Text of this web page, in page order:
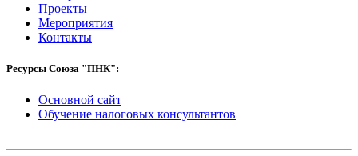
Проекты
Мероприятия
Контакты
Ресурсы Союза "ПНК":
Основной сайт
Обучение налоговых консультантов